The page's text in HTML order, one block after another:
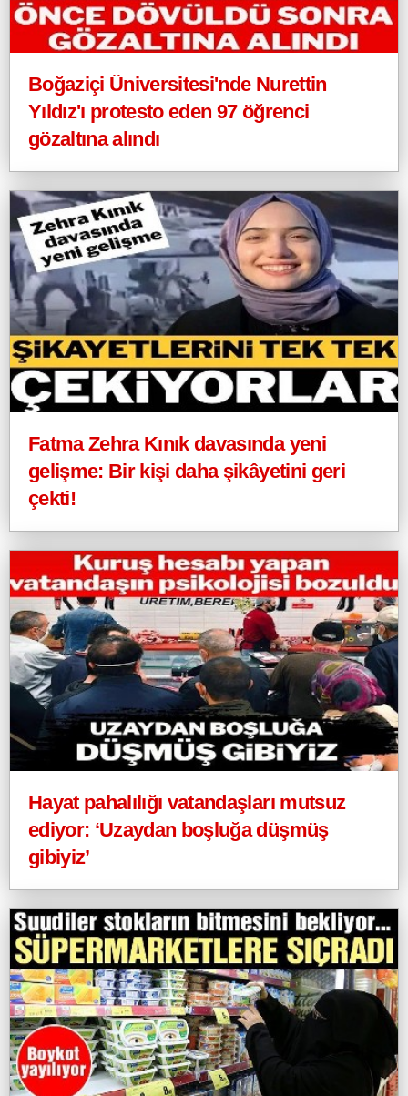
Boğaziçi Üniversitesi'nde Nurettin
Yıldız'ı protesto eden 97 öğrenci
gözaltına alındı
Fatma Zehra Kınık davasında yeni
gelişme: Bir kişi daha şikâyetini geri
çekti!
Hayat pahalılığı vatandaşları mutsuz
ediyor: ‘Uzaydan boşluğa düşmüş
gibiyiz’